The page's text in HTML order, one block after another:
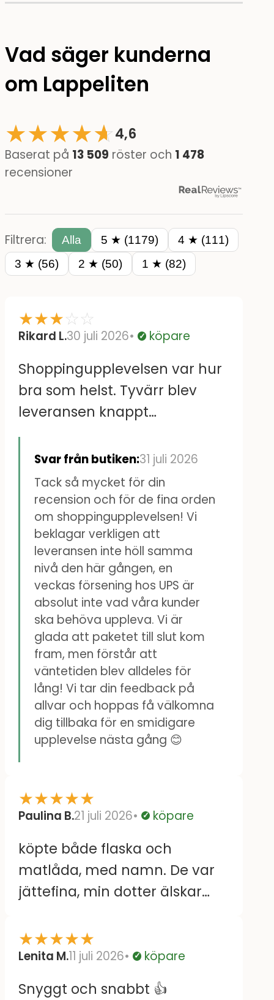
Vad säger kunderna
om Lappeliten
★★★★☆
★4,6
Baserat på 13 509 röster och 1 478
recensioner
Filtrera: Alla 5 ★ (1179)
4 ★ (111)
3 ★ (56)
2 ★ (50) 1 ★ (82)
★★★☆☆
Rikard L.30 juli 2026 Verifierad
köpare
Shoppingupplevelsen var hur
bra som helst. Tyvärr blev
leveransen knappt
acceptabel då jag skulle ha
fått mitt paket hemlevererat
på en tisdag, fyra dagar efter
beställningen. UPS höll dock i
paketet en vecka så att det
levererades tisdagen efter,
vilket gjorde att vi nästan
hann resa bort på semester.
Som tur var hann jag hämta
ut det på utlämingsställe
innan vi behövde åka iväg.
Tänk på detta om du beställer
till Sverige, i synnerhet södra
Sverige.
Svar från butiken:31 juli 2026
Tack så mycket för din
recension och för de fina orden
om shoppingupplevelsen! Vi
beklagar verkligen att
leveransen inte höll samma
nivå den här gången, en
veckas försening hos UPS är
absolut inte vad våra kunder
ska behöva uppleva. Vi är
glada att paketet till slut kom
fram, men förstår att
väntetiden blev alldeles för
lång! Vi tar din feedback på
allvar och hoppas få välkomna
dig tillbaka för en smidigare
upplevelse nästa gång 😊
★★★★★
Paulina B.21 juli 2026 Verifierad
köpare
köpte både flaska och
matlåda, med namn. De var
jättefina, min dotter älskar
★★★★★
Lenita M.11 juli 2026 Verifierad
köpare
Snyggt och snabbt 👍